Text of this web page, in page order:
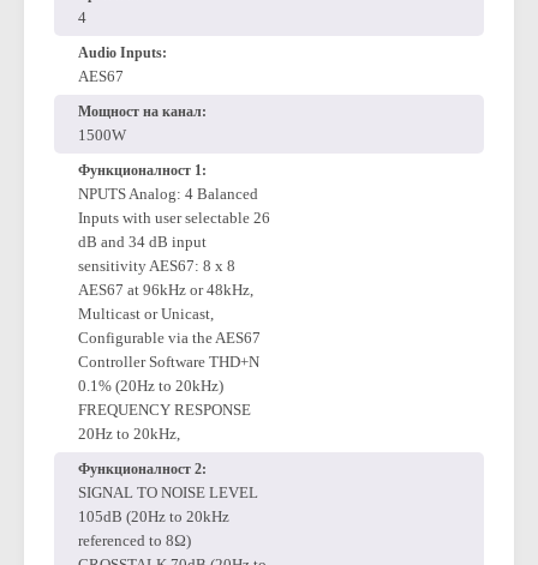
Cinema Digital Series
Брой канали:
4
Audio Inputs:
AES67
Мощност на канал:
1500W
Функционалност 1:
NPUTS Analog: 4 Balanced
Inputs with user selectable 26
sensitivity AES67: 8 x 8
AES67 at 96kHz or 48kHz,
Configurable via the AES67
Controller Software THD+N
0.1% (20Hz to 20kHz)
FREQUENCY RESPONSE
20Hz to 20kHz,
Функционалност 2:
SIGNAL TO NOISE LEVEL